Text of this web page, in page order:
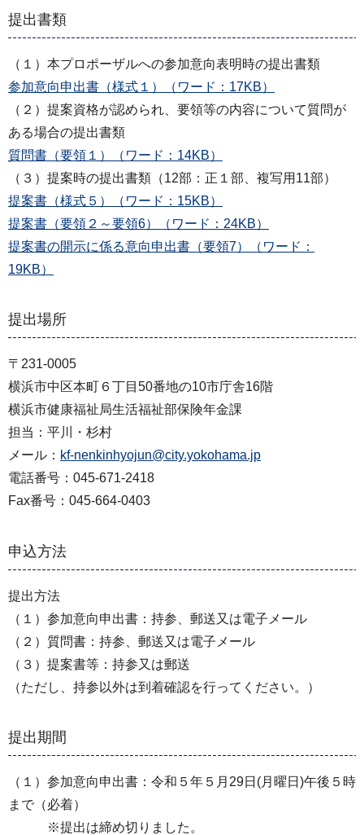
提出書類
（１）本プロポーザルへの参加意向表明時の提出書類
参加意向申出書（様式１）（ワード：17KB）
（２）提案資格が認められ、要領等の内容について質問が
ある場合の提出書類
質問書（要領１）（ワード：14KB）
（３）提案時の提出書類（12部：正１部、複写用11部）
提案書（様式５）（ワード：15KB）
提案書（要領２～要領6）（ワード：24KB）
提案書の開示に係る意向申出書（要領7）（ワード：
19KB）
提出場所
〒231-0005
横浜市中区本町６丁目50番地の10市庁舎16階
横浜市健康福祉局生活福祉部保険年金課
担当：平川・杉村
メール： kf-nenkinhyojun@city.yokohama.jp
電話番号：045-671-2418
Fax番号：045-664-0403
申込方法
提出方法
（１）参加意向申出書：持参、郵送又は電子メール
（２）質問書：持参、郵送又は電子メール
（３）提案書等：持参又は郵送
（ただし、持参以外は到着確認を行ってください。）
提出期間
（１）参加意向申出書：令和５年５月29日(月曜日)午後５時
まで（必着）
※提出は締め切りました。